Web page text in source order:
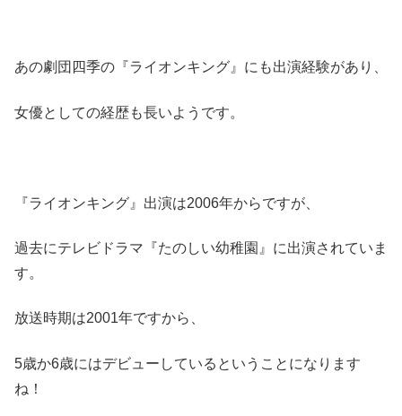
あの劇団四季の『ライオンキング』にも出演経験があり、
女優としての経歴も長いようです。
『ライオンキング』出演は2006年からですが、
過去にテレビドラマ『たのしい幼稚園』に出演されていま
す。
放送時期は2001年ですから、
5歳か6歳にはデビューしているということになります
ね！